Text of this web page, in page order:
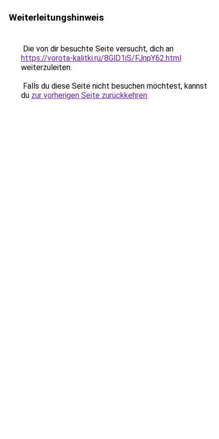
Weiterleitungshinweis
Die von dir besuchte Seite versucht, dich an
https://vorota-kalitki.ru/8GlD1iS/FJnpY62.html
weiterzuleiten.
Falls du diese Seite nicht besuchen möchtest, kannst
du zur vorherigen Seite zurückkehren.